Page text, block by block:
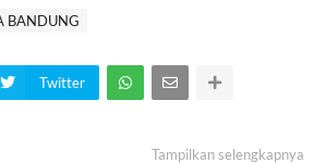
BANDUNG
Twitter
Tampilkan selengkapnya